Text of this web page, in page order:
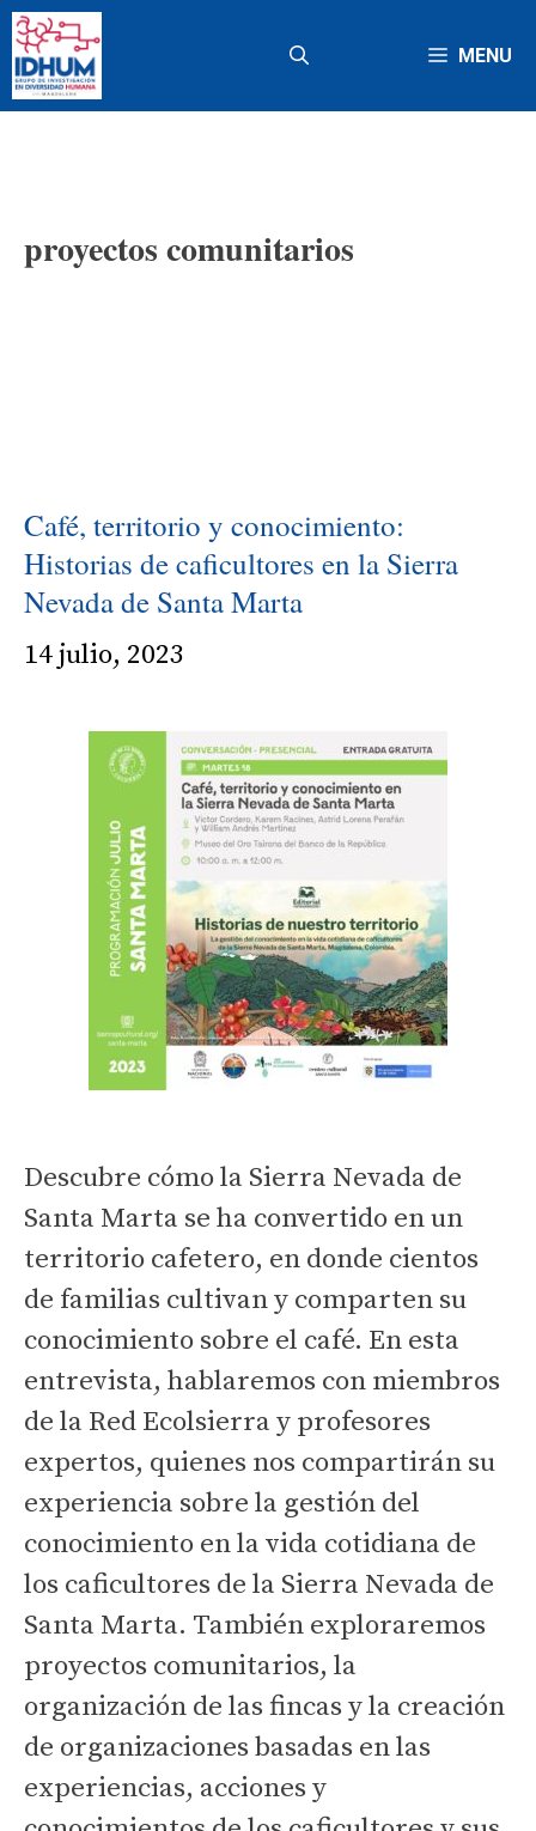
Saltar
al
contenido
MENU
proyectos comunitarios
Café, territorio y conocimiento:
Historias de caficultores en la Sierra
Nevada de Santa Marta
14 julio, 2023
Descubre cómo la Sierra Nevada de
Santa Marta se ha convertido en un
territorio cafetero, en donde cientos
de familias cultivan y comparten su
conocimiento sobre el café. En esta
entrevista, hablaremos con miembros
de la Red Ecolsierra y profesores
expertos, quienes nos compartirán su
experiencia sobre la gestión del
conocimiento en la vida cotidiana de
los caficultores de la Sierra Nevada de
Santa Marta. También exploraremos
proyectos comunitarios, la
organización de las fincas y la creación
de organizaciones basadas en las
experiencias, acciones y